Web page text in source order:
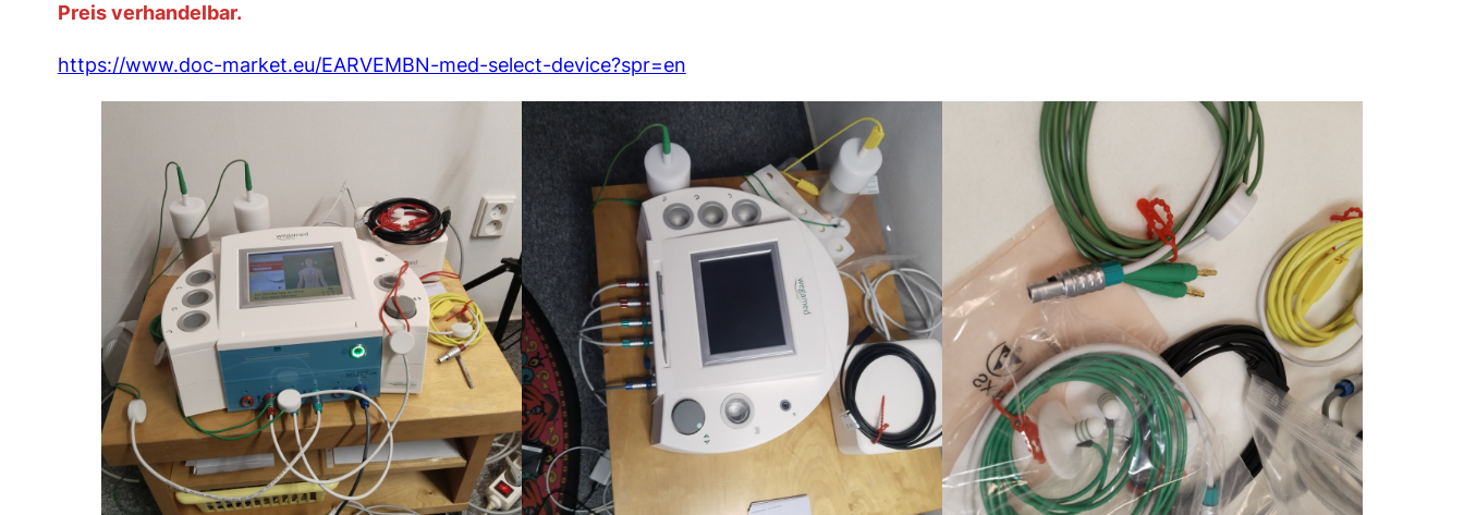
Preis verhandelbar.
https://www.doc-market.eu/EARVEMBN-med-select-device?spr=en